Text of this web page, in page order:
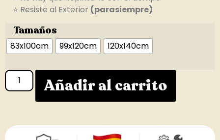
⭐ Resiste al Exterior (parasiempre)
Tamaños
83x100cm 99x120cm 120x140cm
Añadir al carrito